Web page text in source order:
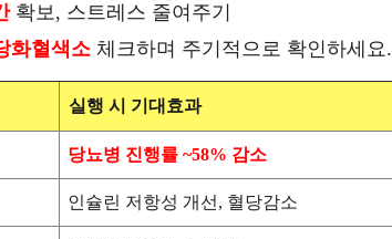
확보, 스트레스 줄여주기
화혈색소 체크하며 주기적으로 확인하세요.
실행 시 기대효과
당뇨병 진행률 ~58% 감소
인슐린 저항성 개선, 혈당감소